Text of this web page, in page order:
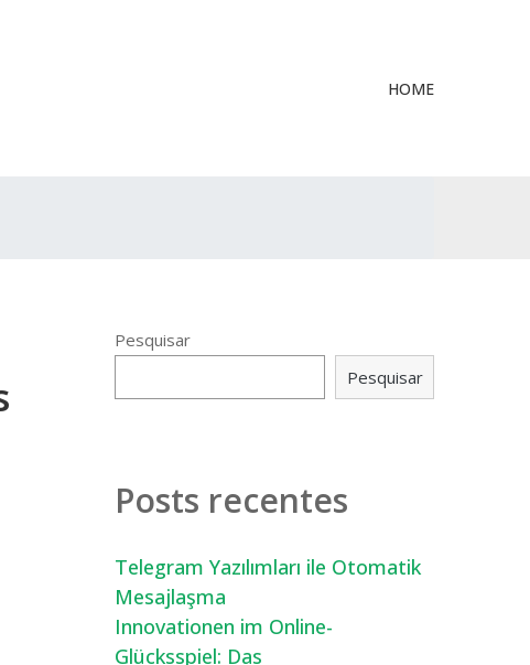
HOME
Pesquisar
Pesquisar
Posts recentes
Telegram Yazılımları ile Otomatik
Mesajlaşma
Innovationen im Online-
Glücksspiel: Das